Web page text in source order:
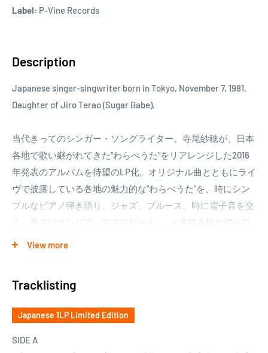
Label: P-Vine Records
Description
Japanese singer-singwriter born in Tokyo, November 7, 1981.
Daughter of Jiro Terao (Sugar Babe).
当代きってのシンガー・ソングライター、寺尾紗穂が、日本
各地で歌い継がれてきた"わらべうた"をリアレンジした2016
年発表のアルバムを待望のLP化。オリジナル曲とともにライ
ヴで披露している各地の魅力的な"わらべうた"を、時にシン
プルなピアノ弾き語り、ジャズ、ブルース、時に電子音を交
え、果てはクンビア、アフロビート……と多種多様な切り口
View more
Tracklisting
Japanese 1LP Limited Edition
SIDE A